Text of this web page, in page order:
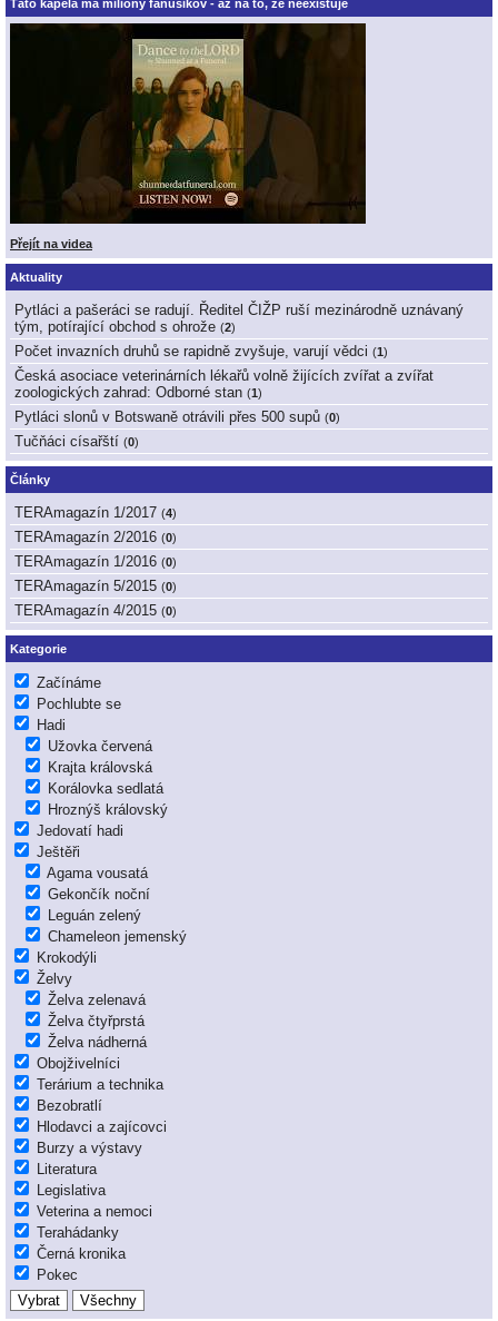
Táto kapela má milióny fanúšikov - až na to, že neexistuje
Přejít na videa
Aktuality
Pytláci a pašeráci se radují. Ředitel ČIŽP ruší mezinárodně uznávaný
tým, potírající obchod s ohrože (2)
Počet invazních druhů se rapidně zvyšuje, varují vědci (1)
Česká asociace veterinárních lékařů volně žijících zvířat a zvířat
zoologických zahrad: Odborné stan (1)
Pytláci slonů v Botswaně otrávili přes 500 supů (0)
Tučňáci císařští (0)
Články
TERAmagazín 1/2017 (4)
TERAmagazín 2/2016 (0)
TERAmagazín 1/2016 (0)
TERAmagazín 5/2015 (0)
TERAmagazín 4/2015 (0)
Kategorie
Začínáme
Pochlubte se
Hadi
Užovka červená
Krajta královská
Korálovka sedlatá
Hroznýš královský
Jedovatí hadi
Ještěři
Agama vousatá
Gekončík noční
Leguán zelený
Chameleon jemenský
Krokodýli
Želvy
Želva zelenavá
Želva čtyřprstá
Želva nádherná
Obojživelníci
Terárium a technika
Bezobratlí
Hlodavci a zajícovci
Burzy a výstavy
Literatura
Legislativa
Veterina a nemoci
Terahádanky
Černá kronika
Pokec